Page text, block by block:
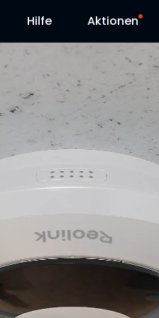
Hilfe
Supportanfrage
Herunterladen
Blog
Kontakt
Aktionen
Sonderangebot
Reolink Day